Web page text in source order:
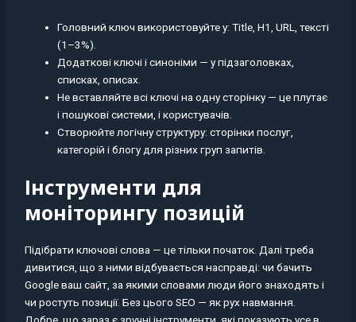
Головний ключ використовуйте у: Title, H1, URL, тексті
(1–3%).
Додаткові ключі і синоніми — у підзаголовках,
списках, описах.
Не вставляйте всі ключі на одну сторінку — це плутає
і пошукові системи, і користувачів.
Створюйте логічну структуру: сторінки послуг,
категорій і блогу для різних груп запитів.
Інструменти для
моніторингу позицій
Підібрати ключові слова — це тільки початок. Далі треба
дивитися, що з ними відбувається насправді: чи бачить
Google ваш сайт, за якими словами люди його знаходять і
чи ростуть позиції. Без цього SEO — як рух навмання.